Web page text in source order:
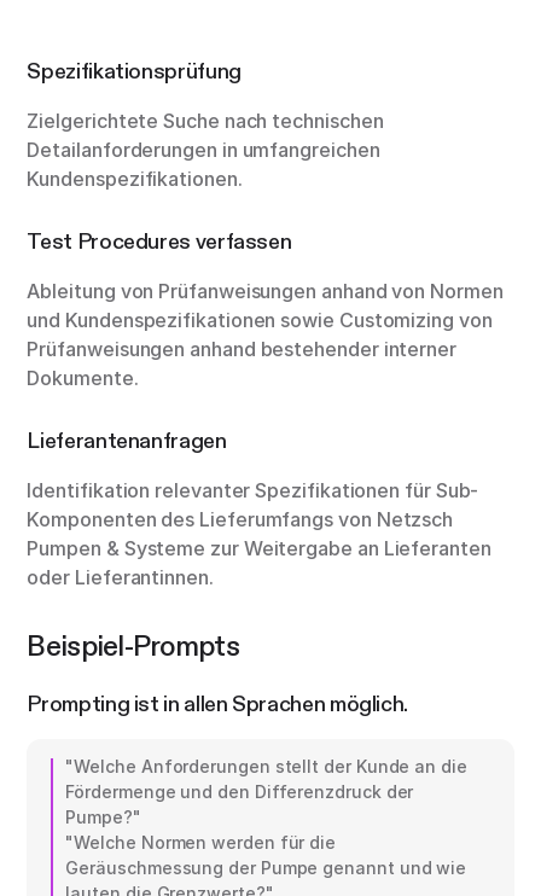
Spezifikationsprüfung
Zielgerichtete Suche nach technischen
Detailanforderungen in umfangreichen
Kundenspezifikationen.
Test Procedures verfassen
Ableitung von Prüfanweisungen anhand von Normen
und Kundenspezifikationen sowie Customizing von
Prüfanweisungen anhand bestehender interner
Dokumente.
Lieferantenanfragen
Identifikation relevanter Spezifikationen für Sub-
Komponenten des Lieferumfangs von Netzsch
Pumpen & Systeme zur Weitergabe an Lieferanten
oder Lieferantinnen.
Beispiel-Prompts
Prompting ist in allen Sprachen möglich.
"Welche Anforderungen stellt der Kunde an die
Fördermenge und den Differenzdruck der
Pumpe?"
"Welche Normen werden für die
Geräuschmessung der Pumpe genannt und wie